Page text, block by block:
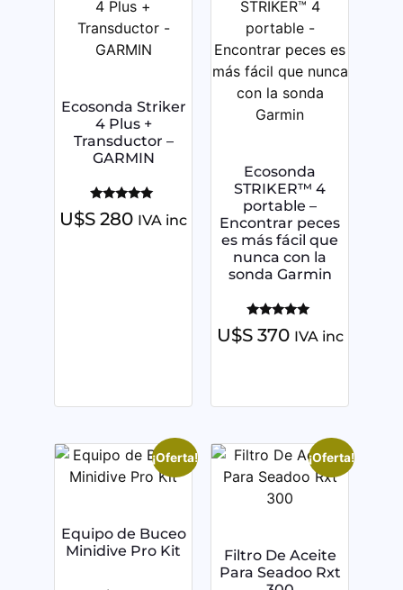
Ecosonda Striker
4 Plus +
Transductor –
GARMIN
Valorado
con
U$S 280 IVA inc
Ecosonda
STRIKER™ 4
portable –
Encontrar peces
es más fácil que
nunca con la
sonda Garmin
Valorado
con
U$S370 IVA inc
¡Oferta!
Equipo de Buceo
Minidive Pro Kit
¡Oferta!
Filtro De Aceite
Para Seadoo Rxt